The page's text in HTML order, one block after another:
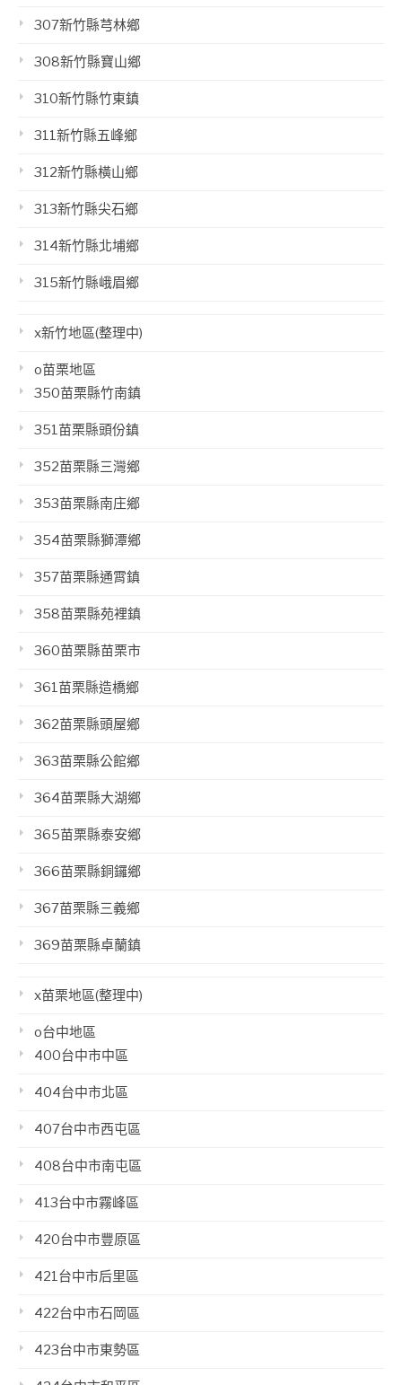
307新竹縣芎林鄉
308新竹縣寶山鄉
310新竹縣竹東鎮
311新竹縣五峰鄉
312新竹縣橫山鄉
313新竹縣尖石鄉
314新竹縣北埔鄉
315新竹縣峨眉鄉
x新竹地區(整理中)
o苗栗地區
350苗栗縣竹南鎮
351苗栗縣頭份鎮
352苗栗縣三灣鄉
353苗栗縣南庄鄉
354苗栗縣獅潭鄉
357苗栗縣通霄鎮
358苗栗縣苑裡鎮
360苗栗縣苗栗市
361苗栗縣造橋鄉
362苗栗縣頭屋鄉
363苗栗縣公館鄉
364苗栗縣大湖鄉
365苗栗縣泰安鄉
366苗栗縣銅鑼鄉
367苗栗縣三義鄉
369苗栗縣卓蘭鎮
x苗栗地區(整理中)
o台中地區
400台中市中區
404台中市北區
407台中市西屯區
408台中市南屯區
413台中市霧峰區
420台中市豐原區
421台中市后里區
422台中市石岡區
423台中市東勢區